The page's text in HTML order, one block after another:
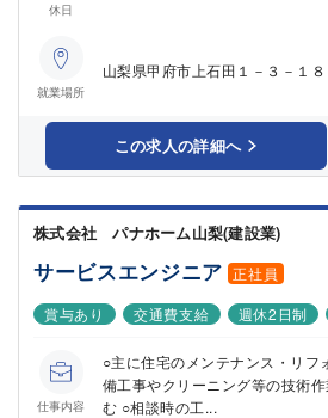
休日
就業場所
山梨県甲府市上石田１－３－１８
この求人の詳細へ
株式会社 パナホーム山梨(建設業)
サービスエンジニア 正社員
賞与あり
交通費支給 週休2日制
仕事内容
○主に住宅のメンテナンス・リフ
備工事やクリーニング等の技術
む ○相談時の工...